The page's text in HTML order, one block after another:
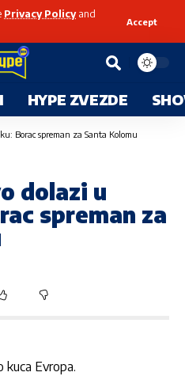
Privacy Policyand
Accept
HYPE ZVEZDE
Borac spreman za Santa Kolomu
dolazi u
spreman za
kuca Evropa.